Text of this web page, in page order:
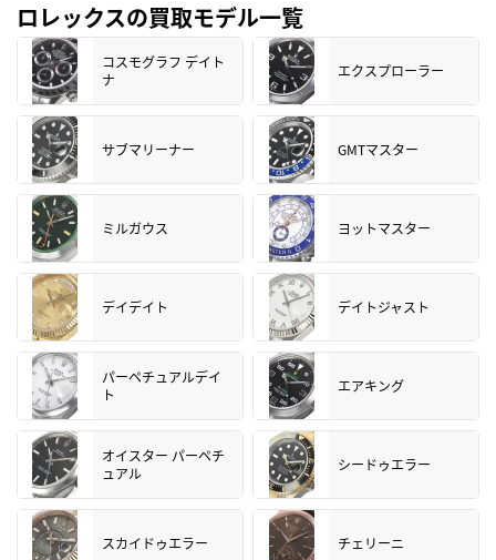
ロレックスの買取モデル一覧
コスモグラフ デイト
ナ
エクスプローラー
サブマリーナー GMTマスター
ミルガウス ヨットマスター
デイデイト デイトジャスト
パーペチュアルデイ
ト
エアキング
オイスター パーペチ
ュアル
シードゥエラー
スカイドゥエラー チェリーニ